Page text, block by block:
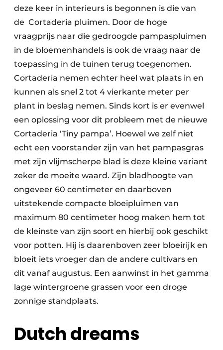
deze keer in interieurs is begonnen is die van
de Cortaderia pluimen. Door de hoge
vraagprijs naar die gedroogde pampaspluimen
in de bloemenhandels is ook de vraag naar de
toepassing in de tuinen terug toegenomen.
Cortaderia nemen echter heel wat plaats in en
kunnen als snel 2 tot 4 vierkante meter per
plant in beslag nemen. Sinds kort is er evenwel
een oplossing voor dit probleem met de nieuwe
Cortaderia ‘Tiny pampa’. Hoewel we zelf niet
echt een voorstander zijn van het pampasgras
met zijn vlijmscherpe blad is deze kleine variant
zeker de moeite waard. Zijn bladhoogte van
ongeveer 60 centimeter en daarboven
uitstekende compacte bloeipluimen van
maximum 80 centimeter hoog maken hem tot
de kleinste van zijn soort en hierbij ook geschikt
voor potten. Hij is daarenboven zeer bloeirijk en
bloeit iets vroeger dan de andere cultivars en
dit vanaf augustus. Een aanwinst in het gamma
lage wintergroene grassen voor een droge
zonnige standplaats.
Dutch dreams